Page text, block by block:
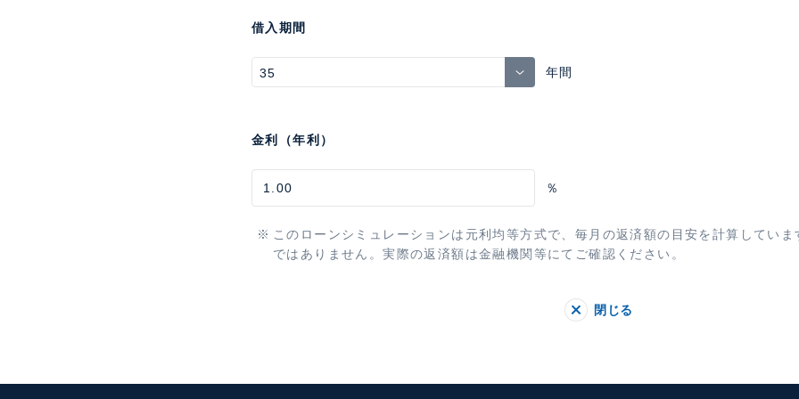
借入期間
年間
金利（年利）
％
このローンシミュレーションは元利均等方式で、毎月の返済額の目安を計算してい
ではありません。実際の返済額は金融機関等にてご確認ください。
閉じる